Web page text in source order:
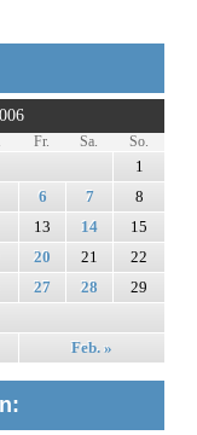
Fr. Sa. So.
Feb. »
1
6 7
8
13 14
15
20 21
22
27 28
29